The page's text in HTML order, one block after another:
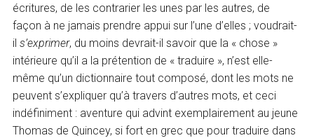
écritures, de les contrarier les unes par les autres, de
façon à ne jamais prendre appui sur l’une d’elles ; voudrait-
ils’exprimer, du moins devrait-il savoir que la « chose »
intérieure qu’il a la prétention de « traduire », n’est elle-
même qu’un dictionnaire tout composé, dont les mots ne
peuvent s’expliquer qu’à travers d’autres mots, et ceci
indéfiniment : aventure qui advint exemplairement au jeune
Thomas de Quincey, si fort en grec que pour traduire dans